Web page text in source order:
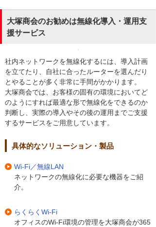
大塚商会のお勧めは無線化導入・運用支
援サービス
社内ネットワークを無線化するには、導入計画
を立てたり、自社に合ったルーターを選んだり
とやることが多く非常に手間がかかります。
大塚商会では、お客様の固有の環境においてど
のようにすれば最適な形で無線化をできるのか
判断し、実際の導入やその後の運用までご支援
するサービスをご用意しています。
具体的なソリューション・製品
Wi-Fi／無線LAN
ネットワークの無線化に必要な機器をご紹
介。
らくらくWi-Fi
オフィスのWi-Fi環境の管理を大塚商会が365